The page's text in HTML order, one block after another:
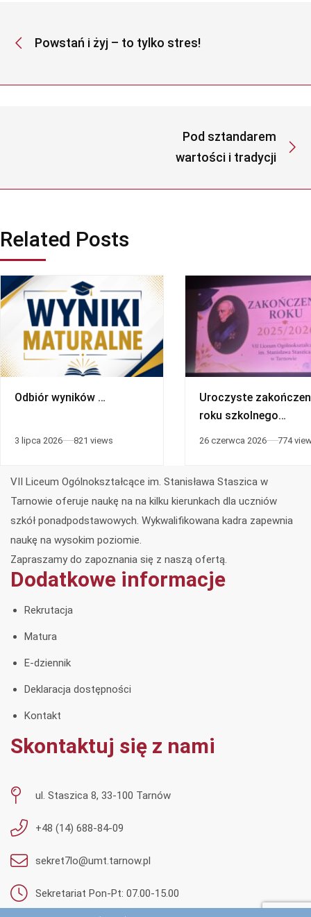
Powstań i żyj – to tylko stres!
Pod sztandarem
wartości i tradycji
Related Posts
Odbiór wyników …
3 lipca 2026 821 views
Uroczyste
roku szkolnego
26 czerwca 2026 774
VII Liceum Ogólnokształcące im. Stanisława Staszica w
Tarnowie oferuje naukę na na kilku kierunkach dla uczniów
szkół ponadpodstawowych. Wykwalifikowana kadra zapewnia
naukę na wysokim poziomie.
Zapraszamy do zapoznania się z naszą ofertą.
Dodatkowe informacje
Rekrutacja
Matura
E-dziennik
Deklaracja dostępności
Kontakt
Skontaktuj się z nami
ul. Staszica 8, 33-100 Tarnów
+48 (14) 688-84-09
sekret7lo@umt.tarnow.pl
Sekretariat Pon-Pt: 07.00-15.00